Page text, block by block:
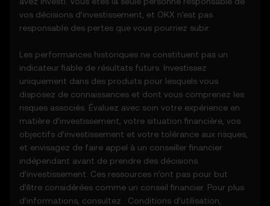
vos décisions d’investissement, et OKX n’est pas
responsable des pertes que vous pourriez subir.
Les performances historiques ne constituent pas un
indicateur fiable de résultats futurs. Investissez
uniquement dans des produits pour lesquels vous
disposez de connaissances et dont vous comprenez les
risques associés. Évaluez avec soin votre expérience en
matière d’investissement, votre situation financière, vos
objectifs d’investissement et votre tolérance aux risques,
et envisagez de faire appel à un conseiller financier
indépendant avant de prendre des décisions
d’investissement. Ces ressources n’ont pas pour but
d’être considérées comme un conseil financier. Pour plus
d’informations, consultez : Conditions d’utilisation
constituent pas un conseil financier ou
d'investissement et ne doivent pas être
utilisées pour prendre des décisions en
4.1 Vous vous engagez à :
- Respecter l'ensemble des conditions et
accord écrit préalable.
- Faire preuve de diligence raisonnable et
rester informé de toutes les annonces